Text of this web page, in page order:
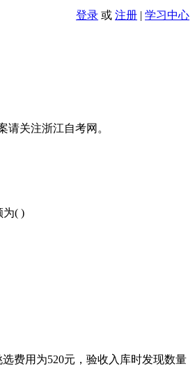
登录 或 注册 | 学习中心
关注浙江自考网。
为( )
费用为520元，验收入库时发现数量